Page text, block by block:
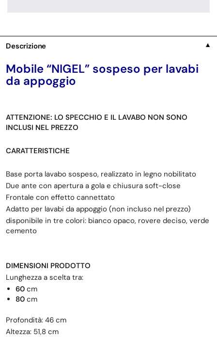
Descrizione ▼
Mobile “NIGEL” sospeso per lavabi
da appoggio
ATTENZIONE: LO SPECCHIO E IL LAVABO NON SONO
INCLUSI NEL PREZZO
CARATTERISTICHE
Base porta lavabo sospeso, realizzato in legno nobilitato
Due ante con apertura a gola e chiusura soft-close
Frontale con effetto cannettato
Adatto per lavabi da appoggio (non incluso nel prezzo)
disponibile in tre colori: bianco opaco, rovere deciso, verde
cemento
DIMENSIONI PRODOTTO
Lunghezza a scelta tra:
60 cm
80 cm
Profondità: 46 cm
Altezza: 51,8 cm